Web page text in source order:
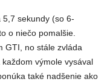
sekundy (so 6-
o niečo pomalšie.
GTI, no stále zvláda
výmole vysával
také nadšenie ako